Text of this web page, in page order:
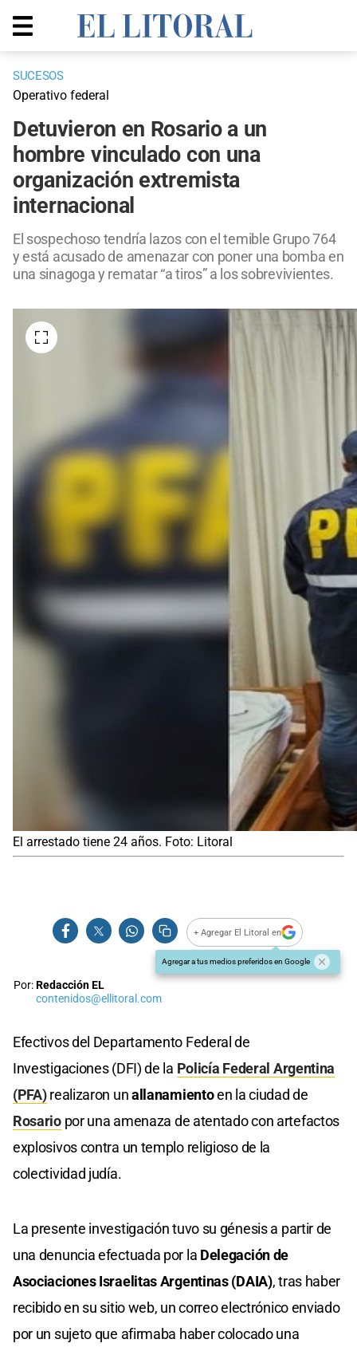
SUCESOS
Operativo federal
Detuvieron en Rosario a un
hombre vinculado con una
organización extremista
internacional
El sospechoso tendría lazos con el temible Grupo 764
y está acusado de amenazar con poner una bomba en
una sinagoga y rematar “a tiros” a los sobrevivientes.
El arrestado tiene 24 años. Foto: Litoral
+ Agregar El Litoral en
Agregar a tus medios preferidos en Google
Por:Redacción EL
contenidos@ellitoral.com
Efectivos del Departamento Federal de
Investigaciones (DFI) de la Policía Federal Argentina
(PFA)realizaron unallanamientoen la ciudad de
Rosariopor una amenaza de atentado con artefactos
explosivos contra un templo religioso de la
colectividad judía.
La presente investigación tuvo su génesis a partir de
una denuncia efectuada por la Delegación de
Asociaciones Israelitas Argentinas (DAIA), tras haber
recibido en su sitio web, un correo electrónico enviado
por un sujeto que afirmaba haber colocado una